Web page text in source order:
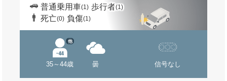
普通乗用車(1) 歩行者(1)
死亡(0) 負傷(1)
35～44歳
他
曇 信号なし